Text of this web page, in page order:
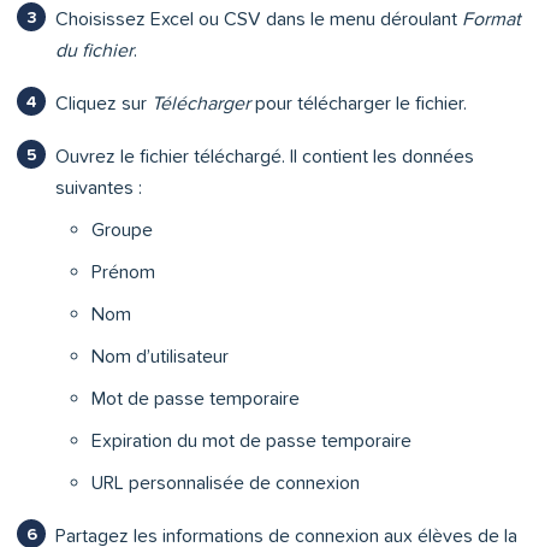
Choisissez Excel ou CSV dans le menu déroulant Format
du fichier.
Cliquez sur Téléchargerpour télécharger le fichier.
Ouvrez le fichier téléchargé. Il contient les données
suivantes :
Groupe
Prénom
Nom
Nom d’utilisateur
Mot de passe temporaire
Expiration du mot de passe temporaire
URL personnalisée de connexion
Partagez les informations de connexion aux élèves de la